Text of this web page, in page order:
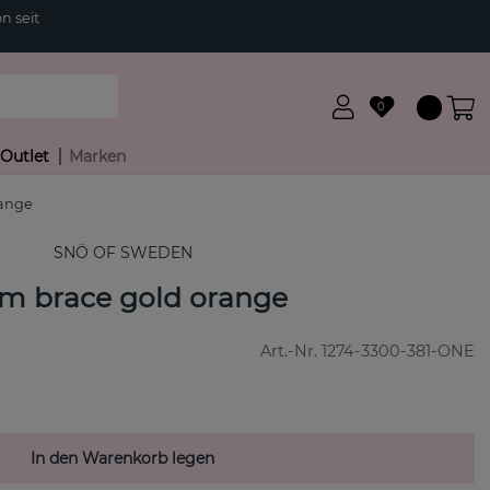
seit
0
Outlet Marken
SNÖ OF SWEDEN
brace gold orange
Art.-Nr. 1274-3300-381-ONE
In den Warenkorb legen